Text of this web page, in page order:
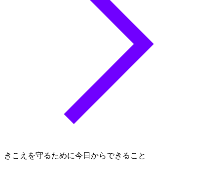
きこえを守るために今日からできること